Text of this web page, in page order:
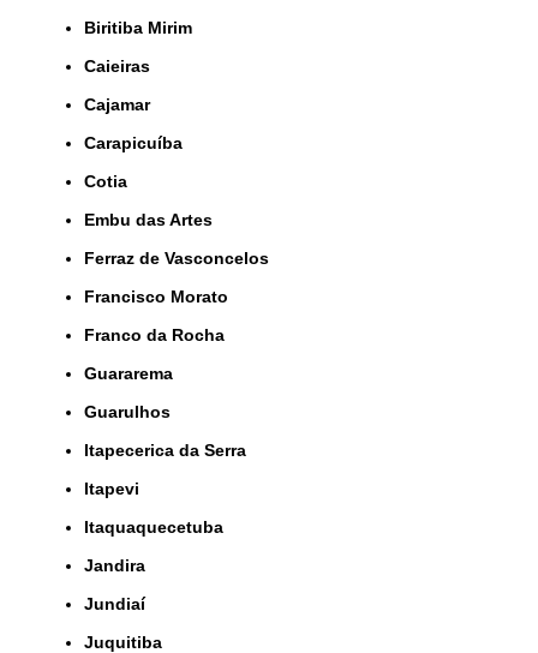
Biritiba Mirim
Caieiras
Cajamar
Carapicuíba
Cotia
Embu das Artes
Ferraz de Vasconcelos
Francisco Morato
Franco da Rocha
Guararema
Guarulhos
Itapecerica da Serra
Itapevi
Itaquaquecetuba
Jandira
Jundiaí
Juquitiba